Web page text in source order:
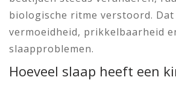
biologische ritme verstoord.
vermoeidheid, prikkelbaarheid
slaapproblemen.
Hoeveel slaap heeft een